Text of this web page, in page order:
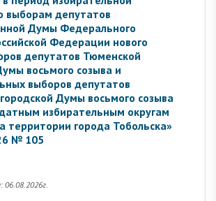
выборам депутатов
Думы Федерального
Федерации нового
депутатов Тюменской
восьмого созыва и
выборов депутатов
Думы восьмого созыва
избирательным округам
города Тобольска»
№ 105
06.08.2026г.